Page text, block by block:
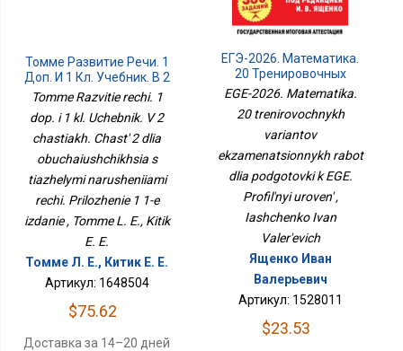
Томме Развитие Речи. 1
Доп. И 1 Кл. Учебник. В 2
Частях. Часть 2 Для
Тяжелыми
Нарушениями Речи.
Приложение 1 1-Е
Издание
Tomme Razvitie rechi. 1
dop. i 1 kl. Uchebnik. V 2
chastiakh. Chast' 2 dlia
obuchaiushchikhsia s
tiazhelymi narusheniiami
rechi. Prilozhenie 1 1-e
izdanie , Tomme L. E., Kitik
E. E.
Томме Л. Е., Китик Е. Е.
Артикул: 1648504
$75.62
Доставка за 14–20 дней
ЕГЭ-2026. Математика.
20 Тренировочных
Вариантов
Экзаменационных
Работ Для Подготовки К
ЕГЭ. Профильный
Уровень
EGE-2026. Matematika.
20 trenirovochnykh
variantov
ekzamenatsionnykh rabot
dlia podgotovki k EGE.
Profil'nyi uroven' ,
Iashchenko Ivan
Valer'evich
Ященко Иван
Валерьевич
Артикул: 1528011
$23.53